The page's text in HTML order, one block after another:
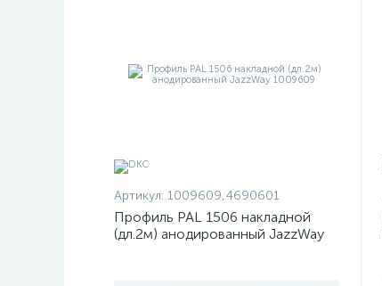
Артикул: 1009609,4690601
Профиль PAL 1506 накладной
(дл.2м) анодированный JazzWay